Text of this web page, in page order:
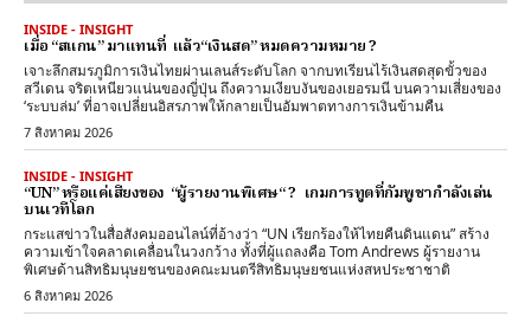
INSIDE - INSIGHT
เมื่อ “สแกน” มาแทนที่ แล้ว“เงินสด” หมดความหมาย ?
เจาะลึกสมรภูมิการเงินไทยผ่านเลนส์ระดับโลก จากบทเรียนไร้เงินสดสุดขั้วของ
สวีเดน จริตเหนียวแน่นของญี่ปุ่น ถึงความเงียบงันของเยอรมนี บนความเสี่ยงของ
‘ระบบล่ม’ ที่อาจเปลี่ยนอิสรภาพให้กลายเป็นอัมพาตทางการเงินข้ามคืน
7 สิงหาคม 2026
INSIDE - INSIGHT
“UN” หรือแค่เสียงของ “ผู้รายงานพิเศษ“ ? เกมการทูตที่กัมพูชากำลังเล่น
บนเวทีโลก
กระแสข่าวในสื่อสังคมออนไลน์ที่อ้างว่า “UN เรียกร้องให้ไทยคืนดินแดน” สร้าง
ความเข้าใจคลาดเคลื่อนในวงกว้าง ทั้งที่ผู้แถลงคือ Tom Andrews ผู้รายงาน
พิเศษด้านสิทธิมนุษยชนของคณะมนตรีสิทธิมนุษยชนแห่งสหประชาชาติ
6 สิงหาคม 2026